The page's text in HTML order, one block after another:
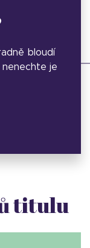
bloudí
je
titulu